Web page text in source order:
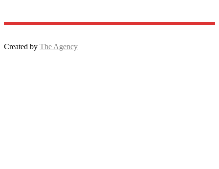
Created by The Agency